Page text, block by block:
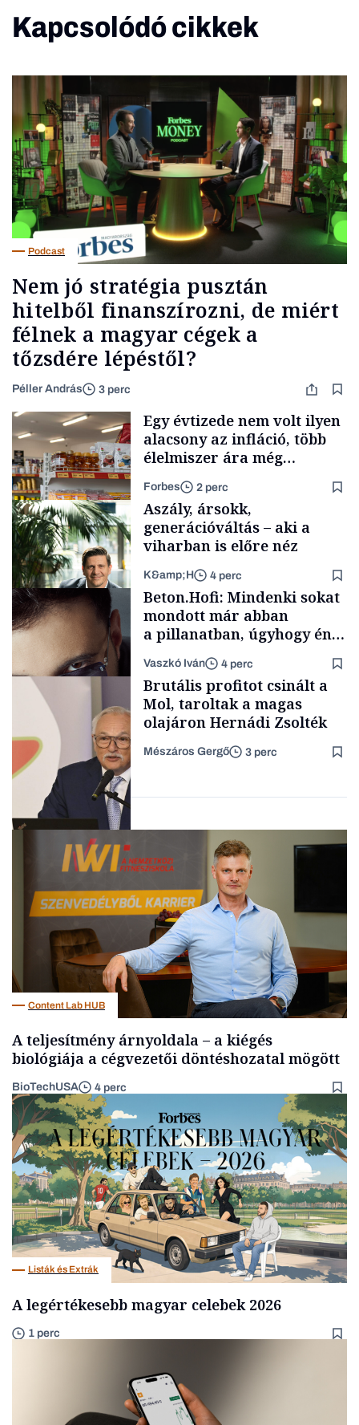
Kapcsolódó cikkek
Podcast
Nem jó stratégia pusztán
hitelből finanszírozni, de miért
félnek a magyar cégek a
tőzsdére lépéstől?
Péller András 3 perc
Makro
Egy évtizede nem volt ilyen
alacsony az infláció, több
élelmiszer ára még
rohamosan csökken is
Forbes 2 perc
TÁMOGATÓI
TARTALOM
Aszály, ársokk,
generációváltás – aki a
viharban is előre néz
K&amp;H 4 perc
Forbes-sztori
Beton.Hofi: Mindenki sokat
mondott már abban
a pillanatban, úgyhogy én
a legsarkosabb
gondolataimat akartam
kimondani
Vaszkó Iván 4 perc
Befektetés
Brutális profitot csinált a
Mol, taroltak a magas
olajáron Hernádi Zsolték
Mészáros Gergő 3 perc
Content Lab HUB
A teljesítmény árnyoldala – a kiégés
biológiája a cégvezetői döntéshozatal mögött
BioTechUSA 4 perc
Listák és Extrák
A legértékesebb magyar celebek 2026
1 perc